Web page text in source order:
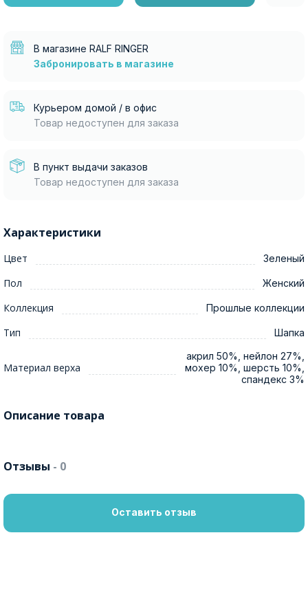
В магазине RALF RINGER
Забронировать в магазине
Курьером домой / в офис
Товар недоступен для заказа
В пункт выдачи заказов
Товар недоступен для заказа
Характеристики
Цвет Зеленый
Пол Женский
Коллекция Прошлые коллекции
Тип Шапка
Материал верха
акрил 50%, нейлон 27%,
мохер 10%, шерсть 10%,
спандекс 3%
Описание товара
Отзывы - 0
Оставить отзыв